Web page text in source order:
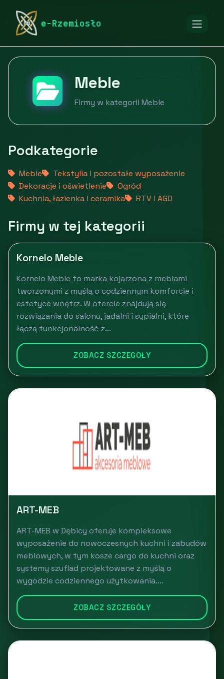
e-Rzemiosło
rymarstwo-poznan.pl
Meble
Firmy w kategorii Meble
Podkategorie
Meble
Tekstylia i pozostałe wyposażenie
Dekoracje i oświetlenie
Ogród
Kuchnia, łazienka i ceramika
RTV i AGD
Firmy w tej kategorii
Kornelo Meble
Kornelo Meble to marka kojarzona z meblami
tworzonymi z myślą o codziennym komforcie i
estetyce wnętrz. W ofercie znajdują się
rozwiązania do salonu, jadalni i sypialni, które
łączą funkcjonalność z...
ZOBACZ SZCZEGÓŁY
ART-MEB
ART-MEB w Dębicy oferuje kompleksowe
wyposażenie do nowoczesnych kuchni i zabudów
meblowych, w tym kosze cargo do kuchni oraz
systemy szuflad projektowane z myślą o
wygodzie codziennego użytkowania....
ZOBACZ SZCZEGÓŁY